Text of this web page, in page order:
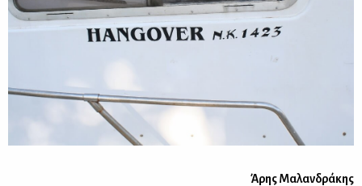
Άρης Μα­λαν­δρά­κης